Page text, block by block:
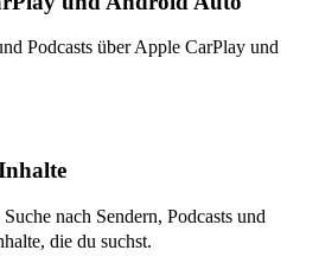
Podcasts über Apple CarPlay und
nach Sendern, Podcasts und
die du suchst.